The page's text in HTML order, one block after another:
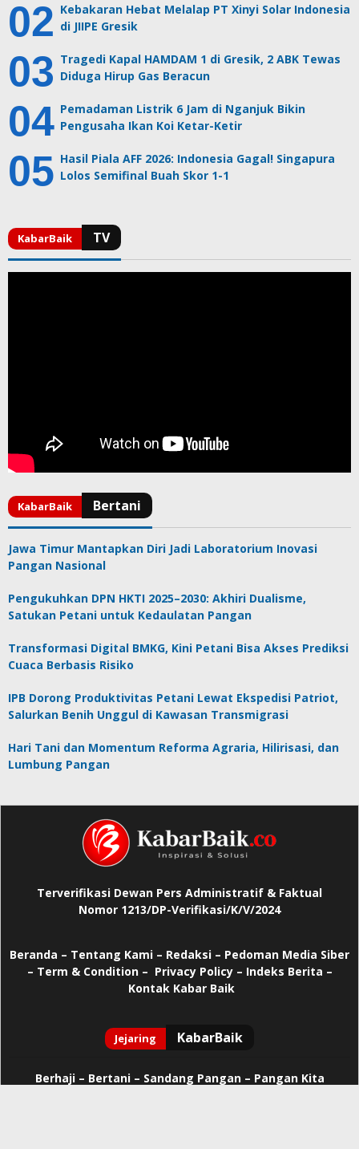
Kebakaran Hebat Melalap PT Xinyi Solar Indonesia
di JIIPE Gresik
Tragedi Kapal HAMDAM 1 di Gresik, 2 ABK Tewas
Diduga Hirup Gas Beracun
Pemadaman Listrik 6 Jam di Nganjuk Bikin
Pengusaha Ikan Koi Ketar-Ketir
Hasil Piala AFF 2026: Indonesia Gagal! Singapura
Lolos Semifinal Buah Skor 1-1
Jawa Timur Mantapkan Diri Jadi Laboratorium Inovasi
Pangan Nasional
Pengukuhkan DPN HKTI 2025–2030: Akhiri Dualisme,
Satukan Petani untuk Kedaulatan Pangan
Transformasi Digital BMKG, Kini Petani Bisa Akses Prediksi
Cuaca Berbasis Risiko
IPB Dorong Produktivitas Petani Lewat Ekspedisi Patriot,
Salurkan Benih Unggul di Kawasan Transmigrasi
Hari Tani dan Momentum Reforma Agraria, Hilirisasi, dan
Lumbung Pangan
Terverifikasi Dewan Pers Administratif & Faktual
Nomor 1213/DP-Verifikasi/K/V/2024
Beranda – Tentang Kami – Redaksi – Pedoman Media Siber
– Term & Condition – Privacy Policy– Indeks Berita –
Kontak Kabar Baik
Berhaji– Bertani – Sandang Pangan – Pangan Kita